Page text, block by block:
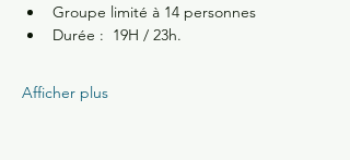
Groupe limité à 14 personnes
Durée :  19H / 23h.
Afficher plus